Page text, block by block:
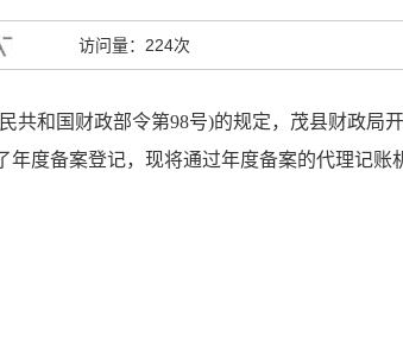
访问量： 224次
和国财政部令第98号)的规定，茂县财政局
度备案登记，现将通过年度备案的代理记账